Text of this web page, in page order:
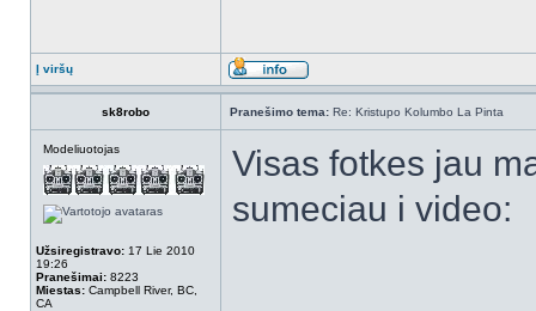
Į viršų
sk8robo Pranešimo tema: Re: Kristupo Kolumbo La Pinta
Modeliuotojas
Užsiregistravo: 17 Lie 2010
19:26
Pranešimai: 8223
Miestas: Campbell River, BC,
CA
Visas fotkes jau
sumeciau i video: